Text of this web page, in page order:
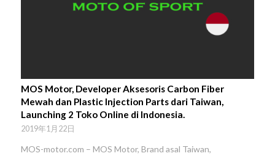
MOS Motor, Developer Aksesoris Carbon Fiber
Mewah dan Plastic Injection Parts dari Taiwan,
Launching 2 Toko Online di Indonesia.
2019年1月22日
MOS-motor.com – MOS Motor, Brand asal Taiwan,